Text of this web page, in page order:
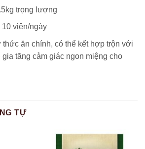
trọng lượng
10 viên/ngày
thức ăn chính, có thể kết hợp trộn với
tăng cảm giác ngon miệng cho
TỰ